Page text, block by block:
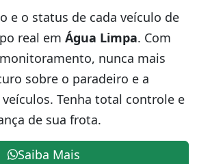
e o status de cada veículo de
real em Água Limpa. Com
nunca mais
sobre o paradeiro e a
Tenha total controle e
de sua frota.
Saiba Mais